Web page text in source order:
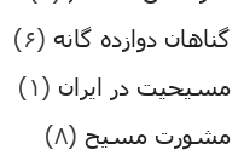
گناهان دوازده گانه (۶)
مسیحیت در ایران (۱)
مشورت مسیح (۸)